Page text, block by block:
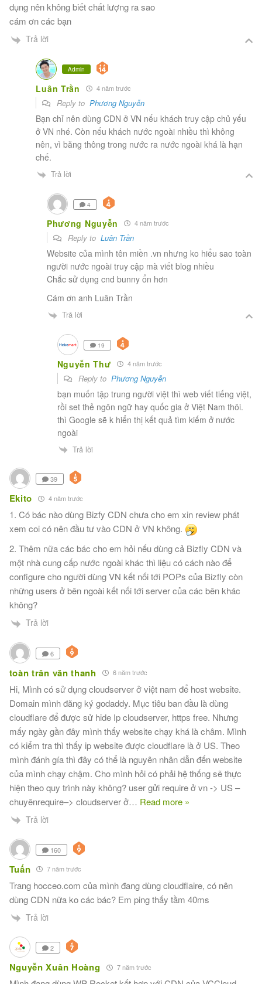
dụng nên không biết chất lượng ra sao
cám ơn các bạn
Trả lời
Admin
Luân Trần 4 năm trước
Reply toPhương Nguyễn
Bạn chỉ nên dùng CDN ở VN nếu khách truy cập chủ yếu
ở VN nhé. Còn nếu khách nước ngoài nhiều thì không
nên, vì băng thông trong nước ra nước ngoài khá là hạn
chế.
Trả lời
4
Phương Nguyễn 4 năm trước
Reply to Luân Trần
Website của mình tên miền .vn nhưng ko hiểu sao toàn
người nước ngoài truy cập mà viết blog nhiều
Chắc sử dụng cnd bunny ổn hơn
Cám ơn anh Luân Trần
Trả lời
19
Nguyễn Thư 4 năm trước
Reply to Phương Nguyễn
bạn muốn tập trung người việt thì web viết tiếng việt,
rồi set thẻ ngôn ngữ hay quốc gia ở Việt Nam thôi.
thì Google sẽ k hiển thị kết quả tìm kiếm ở nước
ngoài
Trả lời
39
Ekito 4 năm trước
1. Có bác nào dùng Bizfy CDN chưa cho em xin review phát
xem coi có nên đầu tư vào CDN ở VN không.
2. Thêm nữa các bác cho em hỏi nếu dùng cả Bizfly CDN và
một nhà cung cấp nước ngoài khác thì liệu có cách nào để
configure cho người dùng VN kết nối tới POPs của Bizfly còn
những users ở bên ngoài kết nối tới server của các bên khác
không?
Trả lời
6
toàn trân văn thanh 6 năm trước
Hi, Mình có sử dụng cloudserver ở việt nam để host website.
Domain mình đăng ký godaddy. Mục tiêu ban đầu là dùng
cloudflare để được sử hide Ip cloudserver, https free. Nhưng
mấy ngày gần đây mình thấy website chạy khá là châm. Mình
có kiểm tra thì thấy ip website được cloudflare là ở US. Theo
mình đánh gía thì đây có thể là nguyên nhân dẫn đến website
của mình chạy chậm. Cho mình hỏi có phải hệ thống sẽ thực
hiện theo quy trình này không? user gửi require ở vn -> US –
chuyênrequire–> cloudserver ở… Read more »
Trả lời
160
Tuấn 7 năm trước
Trang hocceo.com của mình đang dùng cloudflaire, có nên
dùng CDN nữa ko các bác? Em ping thấy tầm 40ms
Trả lời
2
Nguyễn Xuân Hoàng 7 năm trước